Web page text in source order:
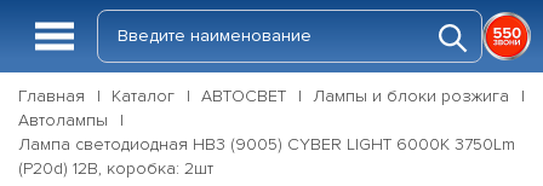
Главная Каталог АВТОСВЕТ
Лампы и блоки розжига
Автолампы
Лампа светодиодная HB3 (9005) CYBER LIGHT 6000K 3750Lm
(P20d) 12В, коробка: 2шт